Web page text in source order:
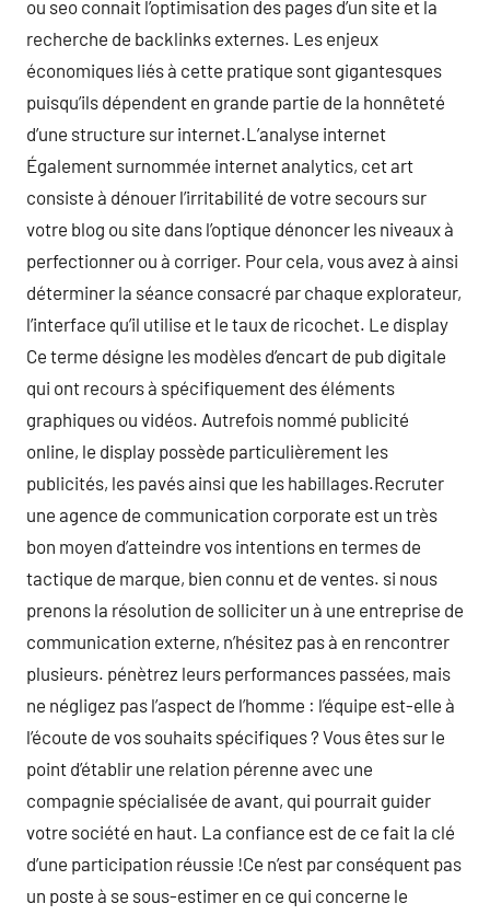
ou seo connait l’optimisation des pages d’un site et la
recherche de backlinks externes. Les enjeux
économiques liés à cette pratique sont gigantesques
puisqu’ils dépendent en grande partie de la honnêteté
d’une structure sur internet.L’analyse internet
Également surnommée internet analytics, cet art
consiste à dénouer l’irritabilité de votre secours sur
votre blog ou site dans l’optique dénoncer les niveaux à
perfectionner ou à corriger. Pour cela, vous avez à ainsi
déterminer la séance consacré par chaque explorateur,
l’interface qu’il utilise et le taux de ricochet. Le display
Ce terme désigne les modèles d’encart de pub digitale
qui ont recours à spécifiquement des éléments
graphiques ou vidéos. Autrefois nommé publicité
online, le display possède particulièrement les
publicités, les pavés ainsi que les habillages.Recruter
une agence de communication corporate est un très
bon moyen d’atteindre vos intentions en termes de
tactique de marque, bien connu et de ventes. si nous
prenons la résolution de solliciter un à une entreprise de
communication externe, n’hésitez pas à en rencontrer
plusieurs. pénètrez leurs performances passées, mais
ne négligez pas l’aspect de l’homme : l’équipe est-elle à
l’écoute de vos souhaits spécifiques ? Vous êtes sur le
point d’établir une relation pérenne avec une
compagnie spécialisée de avant, qui pourrait guider
votre société en haut. La confiance est de ce fait la clé
d’une participation réussie !Ce n’est par conséquent pas
un poste à se sous-estimer en ce qui concerne le